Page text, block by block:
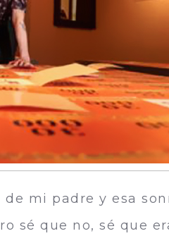
mi padre y esa
sé que no, sé que